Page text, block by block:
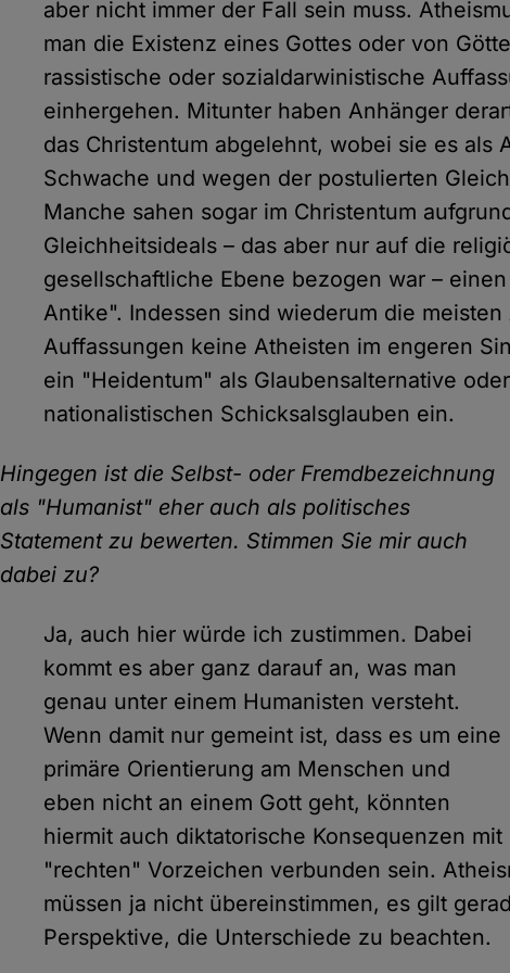
aber nicht immer der Fall sein muss.
man die Existenz eines Gottes oder von
rassistische oder sozialdarwinistische
einhergehen. Mitunter haben Anhänger
das Christentum abgelehnt, wobei sie es als
Schwache und wegen der postulierten
Manche sahen sogar im Christentum
Gleichheitsideals – das aber nur auf die
gesellschaftliche Ebene bezogen war –
Antike". Indessen sind wiederum die
Auffassungen keine Atheisten im engeren
ein "Heidentum" als Glaubensalternative
nationalistischen Schicksalsglauben ein.
Hingegen ist die Selbst- oder Fremdbezeichnung
als "Humanist" eher auch als politisches
Statement zu bewerten. Stimmen Sie mir auch
dabei zu?
Ja, auch hier würde ich zustimmen. Dabei
kommt es aber ganz darauf an, was man
genau unter einem Humanisten versteht.
Wenn damit nur gemeint ist, dass es um eine
primäre Orientierung am Menschen und
eben nicht an einem Gott geht, könnten
hiermit auch diktatorische Konsequenzen
"rechten" Vorzeichen verbunden sein.
müssen ja nicht übereinstimmen, es gilt
Perspektive, die Unterschiede zu beachten.